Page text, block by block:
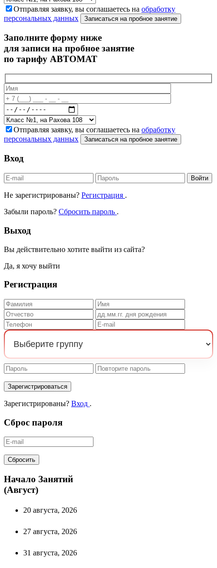
Отправляя заявку, вы соглашаетесь на обработку
персональных данных
Записаться на пробное занятие
Заполните форму ниже
для записи на пробное занятие
по тарифу АВТОМАТ
Отправляя заявку, вы соглашаетесь на обработку
персональных данных
Записаться на пробное занятие
Вход
Войти
Не зарегистрированы? Регистрация .
Забыли пароль? Сбросить пароль .
Выход
Вы действительно хотите выйти из сайта?
Да, я хочу выйти
Регистрация
Зарегистрироваться
Зарегистрированы? Вход .
Сброс пароля
Сбросить
Начало Занятий
(Август)
20 августа, 2026
27 августа, 2026
31 августа, 2026